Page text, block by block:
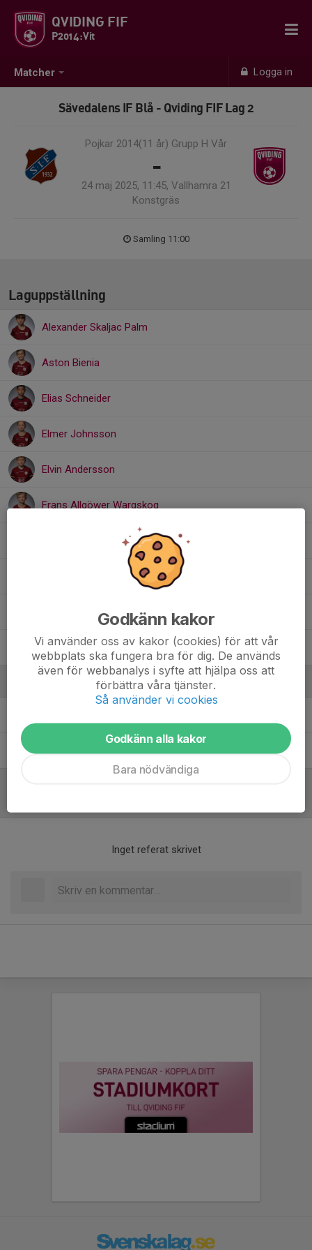
Matcher Logga in
QVIDING FIF
P2014:Vit
Sävedalens IF Blå - Qviding FIF Lag 2
Pojkar 2014(11 år) Grupp H Vår
-
24 maj 2025, 11:45, Vallhamra 21
Konstgräs
Samling 11:00
Laguppställning
Alexander Skaljac Palm
Aston Bienia
Elias Schneider
Elmer Johnsson
Elvin Andersson
Frans Allgöwer Wargskog
Valter Sätterström Grevås
Per WargskogAssisterande tränare
Inget referat skrivet
Godkänn kakor
Vi använder oss av kakor (cookies) för att vår
webbplats ska fungera bra för dig. De används
även för webbanalys i syfte att hjälpa oss att
förbättra våra tjänster.
Så använder vi cookies
Godkänn alla kakor
Bara nödvändiga